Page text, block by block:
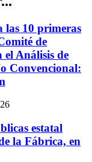
las 10 primeras
de
el Análisis de
Convencional:
estatal
la Fábrica, en